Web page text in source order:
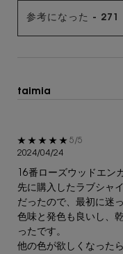
参考になった - 271
taimia
5星中5。
5/5
2024/04/24
16番ローズウッドエン
先に購入したラブシャ
だったので、最初に迷
色味と発色も良いし、
ったです。
他の色が欲しくなった